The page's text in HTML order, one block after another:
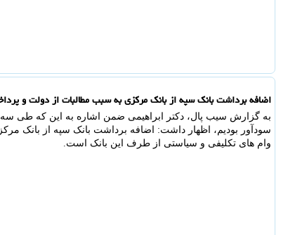
اضافه برداشت بانک سپه از بانک مرکزی به سبب مطالبات از دولت و
به گزارش سیب پال، دکتر ابراهیمی ضمن اشاره به این که طی
سودآور بودیم، اظهار داشت: اضافه برداشت بانک سپه از بانک
وام های تکلیفی و سیاستی از طرف این بانک است.